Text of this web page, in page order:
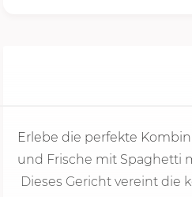
Erlebe die perfekte
und Frische mit Spaghetti
Dieses Gericht vereint die